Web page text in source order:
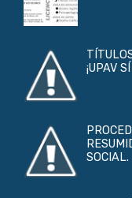
¡UPAV
SOCIAL.